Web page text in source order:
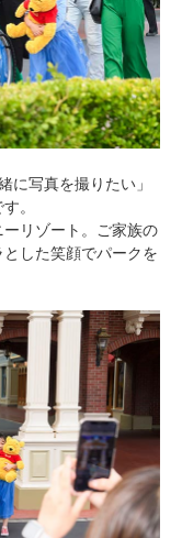
に写真を撮りたい」
。
リゾート。ご家族の
した笑顔でパークを